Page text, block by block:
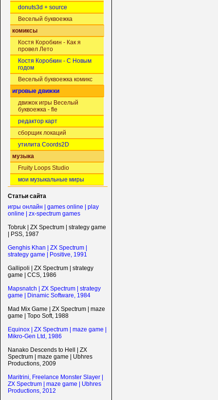
donuts3d + source
Веселый буквоежка
комиксы
Костя Коробкин - Как я
провел Лето
Костя Коробкин - С Новым
годом
Веселый буквоежка комикс
игровые движки
движок игры Веселый
буквоежка - fle
редактор карт
сборщик локаций
утилита Coords2D
музыка
Fruity Loops Studio
мои музыкальные миры
Статьи сайта
игры онлайн | games online | play
online | zx-spectrum games
Tobruk | ZX Spectrum | strategy game
| PSS, 1987
Genghis Khan | ZX Spectrum |
strategy game | Positive, 1991
Gallipoli | ZX Spectrum | strategy
game | CCS, 1986
Mapsnatch | ZX Spectrum | strategy
game | Dinamic Software, 1984
Mad Mix Game | ZX Spectrum | maze
game | Topo Soft, 1988
Equinox | ZX Spectrum | maze game |
Mikro-Gen Ltd, 1986
Nanako Descends to Hell | ZX
Spectrum | maze game | Ubhres
Productions, 2009
Maritrini, Freelance Monster Slayer |
ZX Spectrum | maze game | Ubhres
Productions, 2012